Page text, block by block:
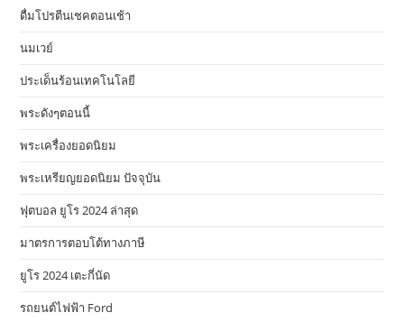
ดื่มโปรตีนเชคตอนเช้า
นมเวย์
ประเด็นร้อนเทคโนโลยี
พระดังๆตอนนี้
พระเครื่องยอดนิยม
พระเหรียญยอดนิยม ปัจจุบัน
ฟุตบอล ยูโร 2024 ล่าสุด
มาตรการตอบโต้ทางภาษี
ยูโร 2024 เตะกี่นัด
รถยนต์ไฟฟ้า Ford